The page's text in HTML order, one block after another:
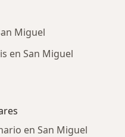
Miguel
en San Miguel
en San Miguel